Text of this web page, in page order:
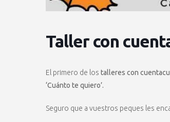
Taller con
El primero de los talleres con
‘Cuánto te quiero’.
Seguro que a vuestros peques les